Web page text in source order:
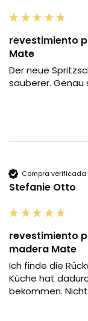
revestimiento
Mate
Der neue
sauberer.
Compra verificada
Stefanie Otto
revestimiento
madera Mate
Ich finde die
Küche hat
bekommen.